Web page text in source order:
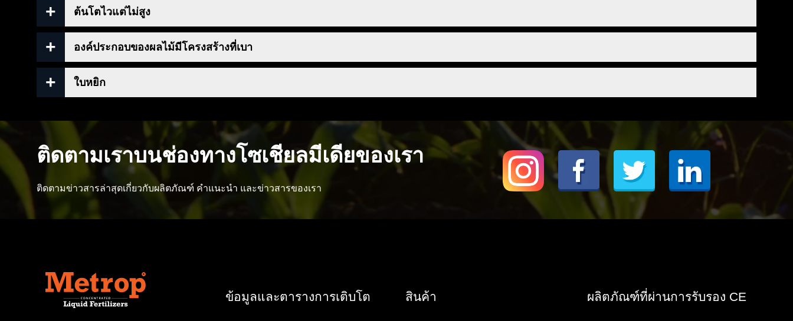
ฟอสฟอรัสเป็นส่วนประกอบสำคัญอันดับสองของพืช และการขาดธาตุนี้ส่งผลให้เกิดปฏิกิริยาทางเคมีที่แตกต่างกันของไนโตรเจนในพืช
สาเหตุของการขาดฟอสฟอรัสสามารถ:
17 องศาเซลเซียส หมายเหตุ: พืชก็เติบโตในเวลากลางคืนเช่นกันและอุณหภูมิไม่ควรต่ำกว่า 20 ° C ทุกครั้งที่อุณหภูมิลดลงต่ำกว่าจะหมายถึงการสูญเสียในผลผลิต
ธาตุอาหารพืชไม่ดี ฟอสฟอรัสมีคุณสมบัติที่แตกต่างกันทุกประเภทและเกี่ยวข้องกับที่มาของสารอาหาร (ซึ่งฟอสฟอรัสทำมาจากอะไร) คุณภาพเป็นตัวกำหนด
ความสามารถในการดูดซับ ความเข้มข้น และความสามารถในการผสมกัน ซัพพลายเออร์อาหารส่วนใหญ่ใช้ฟอสฟอรัสที่ถูกกว่า ซึ่งหมายความว่าไม่มีความเข้ม
ข้นสูงและสามารถจับกับสารอื่นๆ ได้อย่างรวดเร็ว ลองนึกถึงการตกผลึก ยิปซั่ม และเปลือกโลกบนสื่อ ข้อบกพร่องมักจะเสริมด้วยการใช้กรดฟอสฟอริกเป็น pH
เรามักจะเห็นการขาดฟอสฟอรัสด้วย ดังนั้นลำต้นสีม่วงจึงเกิดขึ้นในต้นแม่ เนื่องจากผู้ปลูกใช้กรดไนตริกเป็น pH- คู่แข่งบางรายทำการตลาดเป็นค่า pH ที่เติบโต สิ่งนี้ไม่
ถูกต้องโดยสมบูรณ์ โดยเฉพาะอย่างยิ่งหากคุณใช้โภชนาการของคู่แข่งรายเดียวกัน
ใบที่ไหม้และสีอ่อนลงเป็นปัญหาทั่วไป สาเหตุส่วนใหญ่: pH สูงหรือต่ำเกินไป เนื่องจากค่า pH ในตัวกลาง เช่น ลดลงต่ำกว่า 5.2 หรือสูงกว่า 6.0 พืชจึงไม่สามารถ
ดูดซับเกลือหลายชนิดได้อีกต่อไป ยิ่งเบี่ยงเบนจากค่า pH ในอุดมคติมากเท่าไร การดูดซึมก็จะยิ่งน้อยลงเท่านั้น พืชจะขาดและมีสีอ่อนลง อย่างไรก็ตาม ในช่วงเวลา
นี้ ผู้คนได้รับการให้อาหาร เพื่อให้ความเข้มข้นของเกลือในอาหารมีการสะสมมากขึ้น ในระยะยาว ออสโมซิสไม่สมดุลมากเกินไป ซึ่งจะได้รับการชดเชยโดยการ
ดึงน้ำออกจากใบกลับเข้าไปในตัวกลาง ปรากฏการณ์นี้เรียกอีกอย่างว่าการเผาใบไม้ การเตือนครั้งแรกสำหรับใบไหม้มักจะม้วนงอหรือขอบใบเหลือง พืชสังเกต
เห็นความแตกต่างของความสมดุลกับตัวกลางและเป็นปฏิกิริยาแรกที่จะปิดปากใบที่ด้านนอกของด้านล่างของใบ
ต้นโตไวแต่ไม่สูง
ปัญหาทั่วไปของการเพาะปลูกในร่มคือ ชุดผลจะแข็งขึ้น แต่ไม่ต้องการที่จะเติบโต ชาวสวนใช้พลังไปกับอุปกรณ์สกัดและระบายอากาศ แต่บางครั้งลืมไปว่าสิ่งที่
ต่ำเกินไป และพืชต้องการอากาศบริสุทธิ์ (CO2) เหมือนเดิม หากเปิดประตูทิ้งไว้เป็นเวลาหนึ่งสัปดาห์ ต้นไม้จะเติบโตเกือบสองเท่าหลังจากสัปดาห์นี้ เฉพาะความ
สามารถในการเป่าที่ถูกต้องหรือรูไอดีที่ใหญ่กว่ามากก็ดีที่สุดสำหรับปัญหานี้
องค์ประกอบของผลไม้มีโครงสร้างที่เบา
ขาดแคลนความร้อน ผู้ปลูกบางครั้งพบว่ามีปริมาณเพิ่มขึ้นโดยมีเนื้อหาเพียงเล็กน้อย ซึ่งมักเกิดขึ้นในสภาพอากาศที่มีอุณหภูมิรอบใบตั้งแต่ 32 ° C ขึ้นไป หรือมี
พืชจะสร้างพื้นผิวเพื่อให้สามารถเย็นลงในลักษณะนั้นได้ ทางออกที่ดีที่สุดคือลด Ec ลงครึ่งหนึ่งด้วยความร้อน พืชจะดื่มและระเหยมากขึ้นเพื่อให้เย็นลงและยังคง
ได้รับสารอาหารในปริมาณที่เพียงพอ นอกจากนี้ยังขึ้นอยู่กับพันธุกรรมของพืชด้วย แน่นอนว่าพืชชนิดหนึ่งมีความอ่อนไหวมากกว่าพืชอีกชนิดหนึ่ง ถ้า pH ดีและ
Ec ก่อนรดน้ำค่อนข้างต่ำ คุณสามารถเพิ่ม Ec ของการรดน้ำได้ แม้ว่าการดูดซึมธาตุอาหารจะหยุดนิ่งหรือพืชเพียงแค่ต้องการมากกว่าที่เป็นอยู่ พืชก็สามารถเพิ่ม
ปริมาณได้
ใบหยิก
ผู้ปลูกหลายคนมักจะเห็นว่าด้านข้างของใบมักจะม้วนงอที่ด้านบน Metrop Stomata ที่พืชหายใจอยู่ที่ด้านล่างของใบ ปากใบเหล่านี้ต้อง
ยอมให้น้ำระเหยเพื่อการดูดซึมสารอาหารและน้ำ อย่างไรก็ตาม หากมีสิ่งรบกวนที่ทำให้พืชระเหยน้ำน้อยลง พืชจะปิดปากใบจำนวนหนึ่งที่ด้านนอกของใบ จะเห็น
ขอบใบม้วนงอเล็กน้อย ยิ่งมีการรบกวนมากเท่าไร ปากใบก็จะยิ่งชิดมากขึ้นเท่านั้น และใบก็จะยิ่งม้วนงอมากขึ้น สาเหตุของความผิดพลาดสามารถ:
กักเก็บน้ำ หรือแม้แต่ถอนเกลือออกจากใบไม้ (การไหม้ของใบ) ใบไม้ได้รับความชื้นใหม่เพียงเล็กน้อยหรือไม่มีเลย และปิดปากใบเพื่อหลีกเลี่ยงการสูญเสียความชื้น
ใหม่
การขาดอากาศในตัวกลางเป็นอุปสรรคต่อการเคลื่อนที่ขององค์ประกอบ ใบหยิกเป็นเครื่องบ่งชี้ให้ผู้ปลูกดำเนินการเสมอ
ติดตามเราบนช่องทางโซเชียลมีเดียของเรา
ติดตามข่าวสารล่าสุดเกี่ยวกับผลิตภัณฑ์ คำแนะนำ และข่าวสารของเรา
ข้อมูลและตารางการเติบโต สินค้า ผลิตภัณฑ์ที่ผ่านการรับรอง CE